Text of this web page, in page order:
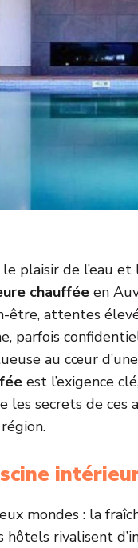
plaisir de l’eau
chauffée en
être, attentes
parfois
au cœur
est l’exigence
secrets de
mondes : la
hôtels rivalisent